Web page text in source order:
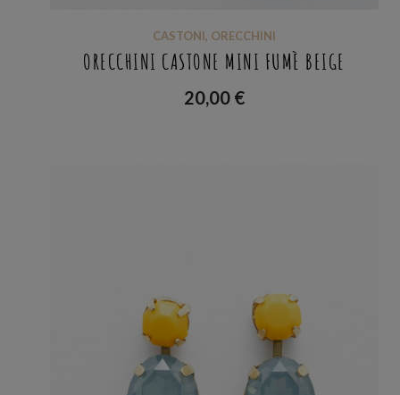
CASTONI, ORECCHINI
ORECCHINI CASTONE MINI FUMÈ BEIGE
20,00 €